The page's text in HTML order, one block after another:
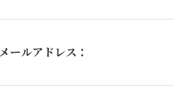
メールアドレス：